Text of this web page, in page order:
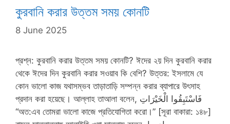
কুরবানি করার উত্তম সময় কোনটি
8 June 2025
প্রশ্ন: কুরবানি করার উত্তম সময় কোনটি? ঈদের ২য় দিন কুরবানি করার
থেকে ঈদের দিন কুরবানি করার সওয়াব কি বেশি? উত্তর: ইসলামে যে
কোন ভালো কাজ যথাসম্ভব তাড়াতাড়ি সম্পন্ন করার ব্যাপারে উৎসাহ
প্রদান করা হয়েছে। আল্লাহ তাআলা বলেন, فَاسْتَبِقُوا الْخَيْرَاتِ
“অত:এব তোমরা ভালো কাজে প্রতিযোগিতা করো।” [সূরা বাকারা: ১৪৮]